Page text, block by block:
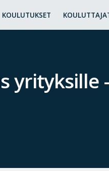
KOULUTUKSET
yrityksille